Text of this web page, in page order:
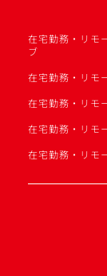
在宅勤務・リモ
ブ
在宅勤務・リモ
在宅勤務・リモ
在宅勤務・リモ
在宅勤務・リモ